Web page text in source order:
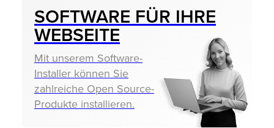
SOFTWARE FÜR IHRE
WEBSEITE
Mit unserem Software-
Installer können Sie
zahlreiche Open Source-
Produkte installieren.